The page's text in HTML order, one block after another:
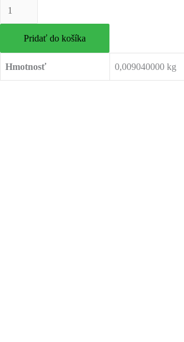
množstvo
Reďkovka
Pridať do košíka
Hmotnosť 0,009040000 kg